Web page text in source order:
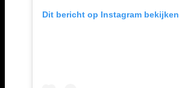
Dit bericht op Instagram bekijken